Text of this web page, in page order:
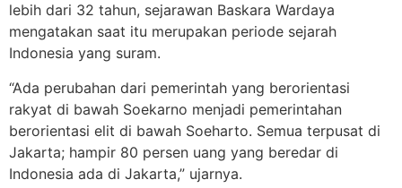
lebih dari 32 tahun, sejarawan Baskara Wardaya
mengatakan saat itu merupakan periode sejarah
Indonesia yang suram.
“Ada perubahan dari pemerintah yang berorientasi
rakyat di bawah Soekarno menjadi pemerintahan
berorientasi elit di bawah Soeharto. Semua terpusat di
Jakarta; hampir 80 persen uang yang beredar di
Indonesia ada di Jakarta,” ujarnya.